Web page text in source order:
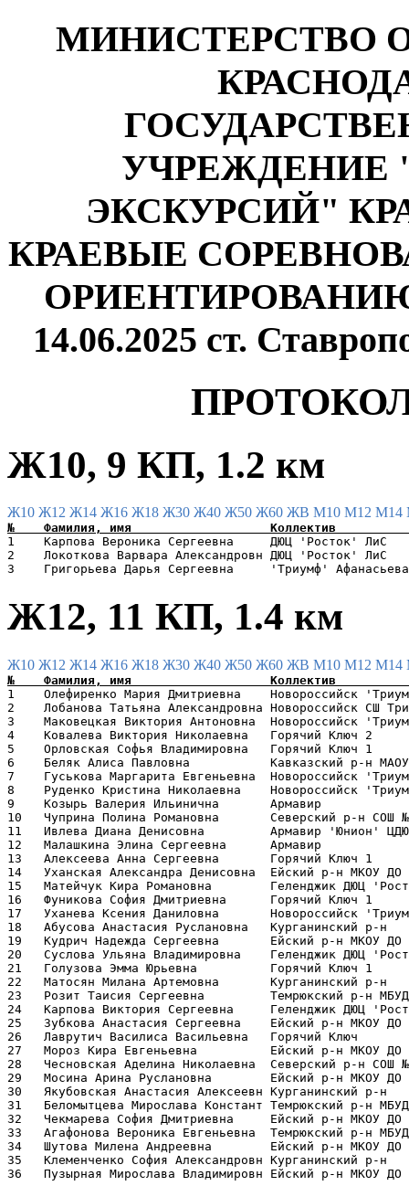
МИНИСТЕРСТВО
УЧРЕЖДЕНИЕ
ЭКСКУРСИЙ"
КРАЕВЫЕ
14.06.2025 ст.
Ж10, 9 КП, 1.2 км
Ж10 Ж12 Ж14 Ж16 Ж18 Ж30 Ж40 Ж50 Ж60 ЖВ М10 М12 М14
1    Карпова Вероника Сергеевна     ДЮЦ
2    Локоткова Варвара Александровн ДЮЦ
Ж12, 11 КП, 1.4 км
Ж10 Ж12 Ж14 Ж16 Ж18 Ж30 Ж40 Ж50 Ж60 ЖВ М10 М12 М14
1    Олефиренко Мария Дмитриевна
2    Лобанова Татьяна Александровна
3    Маковецкая Виктория Антоновна
4    Ковалева Виктория Николаевна   Горячий
5    Орловская Софья Владимировна   Горячий
6    Беляк Алиса Павловна           Кавказский
7    Гуськова Маргарита Евгеньевна
8    Руденко Кристина Николаевна
9    Козырь Валерия Ильинична       Армавир
10   Чуприна Полина Романовна       Северский
11   Ивлева Диана Денисовна         Армавир
12   Малашкина Элина Сергеевна      Армавир
13   Алексеева Анна Сергеевна       Горячий
14   Уханская Александра Денисовна  Ейский р-
15   Матейчук Кира Романовна        Геленджик
16   Фуникова София Дмитриевна      Горячий
17   Уханева Ксения Даниловна
18   Абусова Анастасия Руслановна
19   Кудрич Надежда Сергеевна       Ейский р-н
20   Суслова Ульяна Владимировна    Геленджик
21   Голузова Эмма Юрьевна          Горячий
22   Матосян Милана Артемовна
23   Розит Таисия Сергеевна         Темрюкский
24   Карпова Виктория Сергеевна     Геленджик
25   Зубкова Анастасия Сергеевна    Ейский р-
26   Лаврутич Василиса Васильевна   Горячий
27   Мороз Кира Евгеньевна          Ейский р-н
28   Чесновская Аделина Николаевна
29   Мосина Арина Руслановна        Ейский р-н
30   Якубовская Анастасия Алексеевн
31   Беломытцева Мирослава Констант
32   Чекмарева София Дмитриевна     Ейский р-
33   Агафонова Вероника Евгеньевна
34   Шутова Милена Андреевна        Ейский р-н
35   Клеменченко София Александровн